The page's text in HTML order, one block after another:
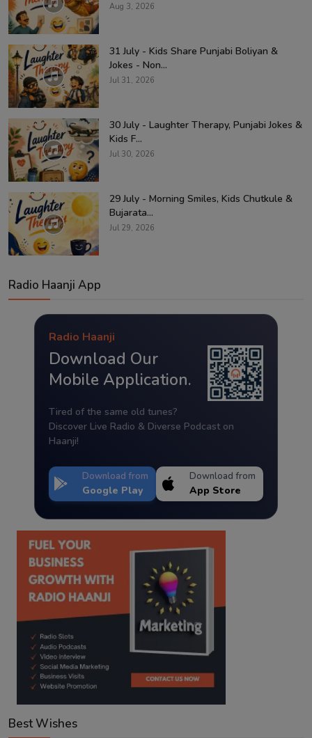
Aug 3, 2026
31 July - Kids Share Punjabi Boliyan &
Jokes - Non...
Jul 31, 2026
30 July - Laughter Therapy, Punjabi Jokes &
Kids F...
Jul 30, 2026
29 July - Morning Smiles, Kids Chutkule &
Bujarata...
Jul 29, 2026
Radio Haanji App
Radio Haanji
Download Our
Mobile Application.
Tired of the same old tunes?
Discover Live Radio & Diverse Podcast on
Haanji!
Download from
Google Play
Download from
App Store
Best Wishes